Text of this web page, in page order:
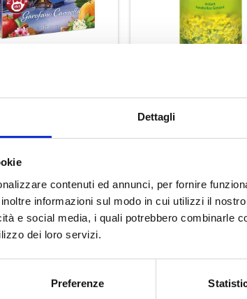
Dettagli
contenuti ed annunci, per fornire
informazioni sul modo in cui utilizzi il
e social media, i quali potrebbero combinarle
dei loro servizi.
Preferenze
Infuso
€ 3,60